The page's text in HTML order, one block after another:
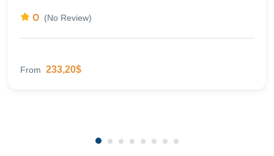
0 (No Review)
From 233,20$